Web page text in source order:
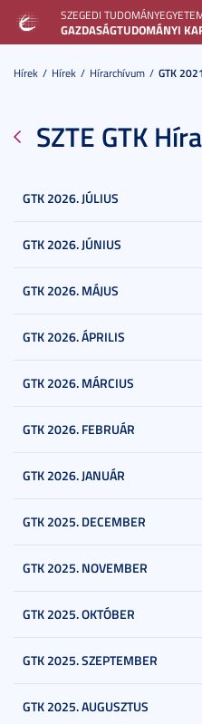
SZEGEDI
GAZDASÁGTUDOMÁNYI
Hírek Hírek Hírarchívum GTK
SZTE GTK
GTK 2026. JÚLIUS
GTK 2026. JÚNIUS
GTK 2026. MÁJUS
GTK 2026. ÁPRILIS
GTK 2026. MÁRCIUS
GTK 2026. FEBRUÁR
GTK 2026. JANUÁR
GTK 2025. DECEMBER
GTK 2025. NOVEMBER
GTK 2025. OKTÓBER
GTK 2025. SZEPTEMBER
GTK 2025. AUGUSZTUS